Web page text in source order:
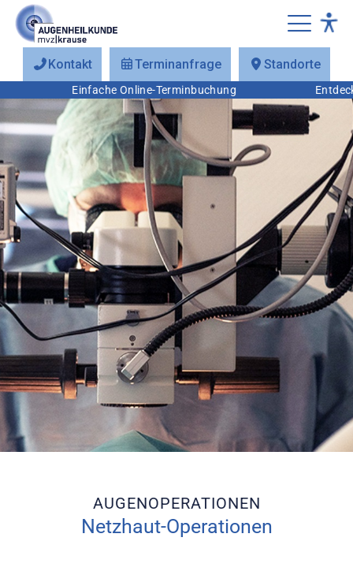
Kontakt Terminanfrage Standorte
Einfache Online-Terminbuchung Entdecken
AUGENOPERATIONEN
Netzhaut-Operationen